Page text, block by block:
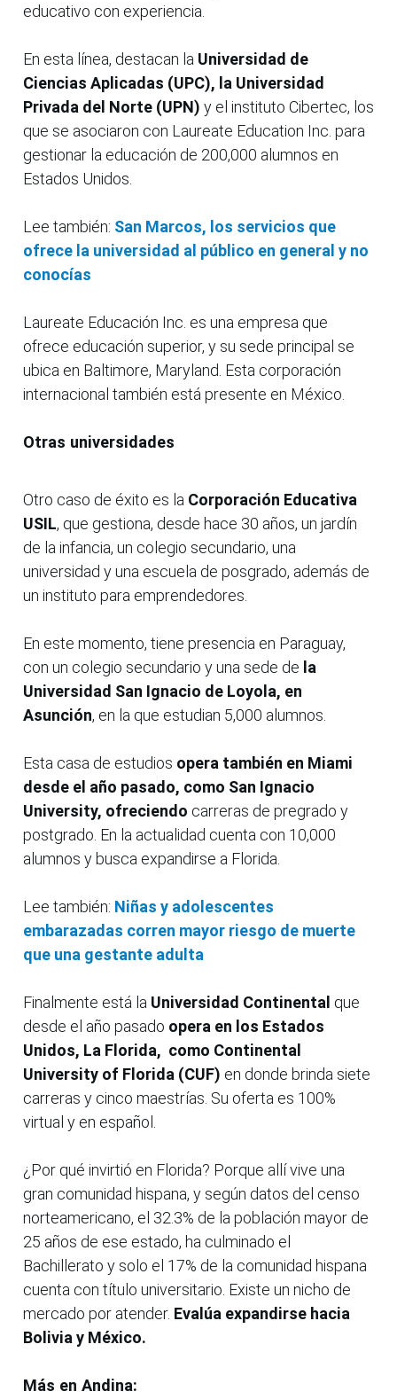
educativo con experiencia.
En esta línea, destacan la Universidad de
Ciencias Aplicadas (UPC), la Universidad
Privada del Norte (UPN) y el instituto Cibertec, los
que se asociaron con Laureate Education Inc. para
gestionar la educación de 200,000 alumnos en
Estados Unidos.
Lee también: San Marcos, los servicios que
ofrece la universidad al público en general y no
conocías
Laureate Educación Inc. es una empresa que
ofrece educación superior, y su sede principal se
ubica en Baltimore, Maryland. Esta corporación
internacional también está presente en México.
Otras universidades
Otro caso de éxito es la Corporación Educativa
USIL, que gestiona, desde hace 30 años, un jardín
de la infancia, un colegio secundario, una
universidad y una escuela de posgrado, además de
un instituto para emprendedores.
En este momento, tiene presencia en Paraguay,
con un colegio secundario y una sede de la
Universidad San Ignacio de Loyola, en
Asunción, en la que estudian 5,000 alumnos.
Esta casa de estudios opera también en Miami
desde el año pasado, como San Ignacio
University, ofreciendo carreras de pregrado y
postgrado. En la actualidad cuenta con 10,000
alumnos y busca expandirse a Florida.
Lee también: Niñas y adolescentes
embarazadas corren mayor riesgo de muerte
que una gestante adulta
Finalmente está la Universidad Continental que
desde el año pasado opera en los Estados
Unidos, La Florida, como Continental
University of Florida (CUF) en donde brinda siete
carreras y cinco maestrías. Su oferta es 100%
virtual y en español.
¿Por qué invirtió en Florida? Porque allí vive una
gran comunidad hispana, y según datos del censo
norteamericano, el 32.3% de la población mayor de
25 años de ese estado, ha culminado el
Bachillerato y solo el 17% de la comunidad hispana
cuenta con título universitario. Existe un nicho de
mercado por atender. Evalúa expandirse hacia
Bolivia y México.
Más en Andina: